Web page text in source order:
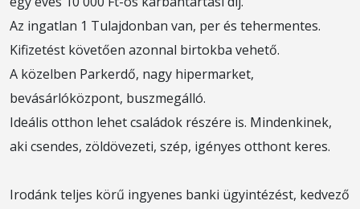
Az ingatlan 1 Tulajdonban van, per és tehermentes.
Kifizetést követően azonnal birtokba vehető.
A közelben Parkerdő, nagy hipermarket,
bevásárlóközpont, buszmegálló.
Ideális otthon lehet családok részére is. Mindenkinek,
aki csendes, zöldövezeti, szép, igényes otthont keres.
Irodánk teljes körű ingyenes banki ügyintézést, kedvező